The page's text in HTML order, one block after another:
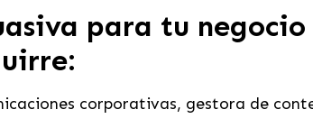
para tu
corporativas, gestora de